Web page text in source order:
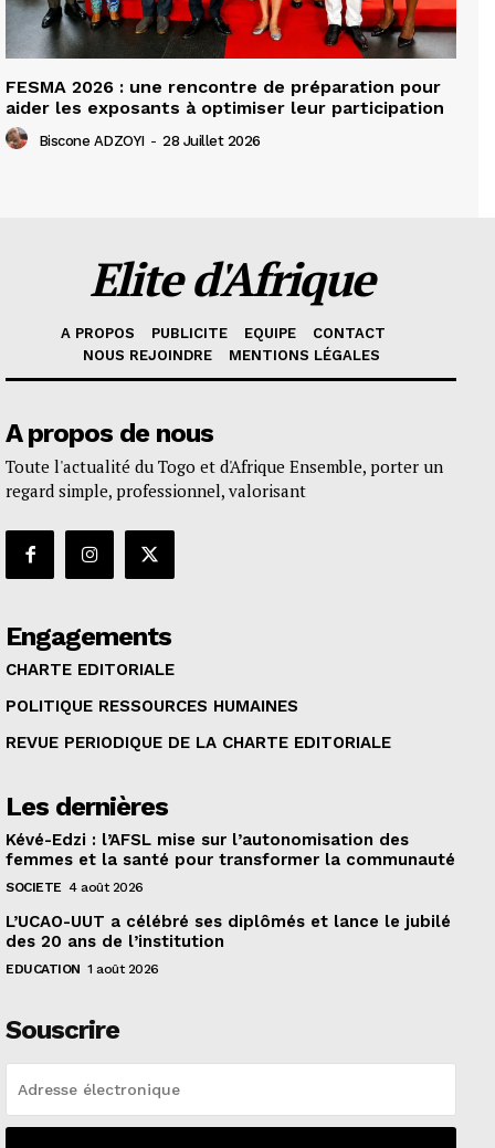
FESMA 2026 : une rencontre de préparation pour
aider les exposants à optimiser leur participation
Biscone ADZOYI - 28 Juillet 2026
Elite d'Afrique
A PROPOS PUBLICITE EQUIPE
CONTACT
NOUS REJOINDRE
MENTIONS LÉGALES
A propos de nous
Toute l'actualité du Togo et d'Afrique Ensemble, porter un
regard simple, professionnel, valorisant
Engagements
CHARTE EDITORIALE
POLITIQUE RESSOURCES HUMAINES
REVUE PERIODIQUE DE LA CHARTE EDITORIALE
Les dernières
Kévé-Edzi : l’AFSL mise sur l’autonomisation des
femmes et la santé pour transformer la communauté
SOCIETE 4 août 2026
L’UCAO-UUT a célébré ses diplômés et lance le jubilé
des 20 ans de l’institution
EDUCATION 1 août 2026
Souscrire